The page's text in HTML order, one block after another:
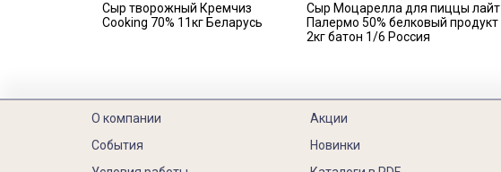
Сыр творожный Кремчиз
Cooking 70% 11кг Беларусь
Сыр Моцарелла для пиццы лайт
Палермо 50% белковый продукт
2кг батон 1/6 Россия
О компании
События
Акции
Новинки